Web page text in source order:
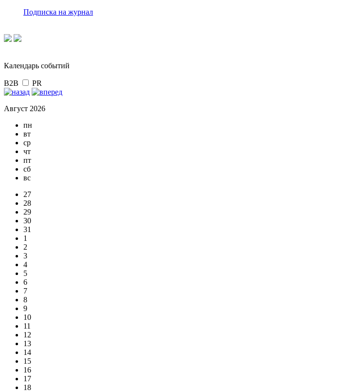
Подписка на журнал
Календарь событий
B2B PR
Август 2026
пн
вт
ср
чт
пт
сб
вс
27
28
29
30
31
1
2
3
4
5
6
7
8
9
10
11
12
13
14
15
16
17
18